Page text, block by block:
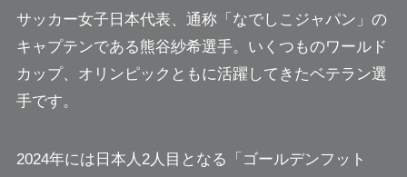
サッカー女子日本代表、通称「なでしこジャパン」の
キャプテンである熊谷紗希選手。いくつものワールド
カップ、オリンピックともに活躍してきたベテラン選
手です。
2024年には日本人2人目となる「ゴールデンフット